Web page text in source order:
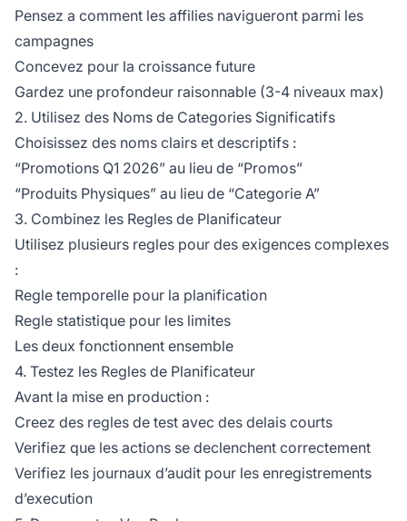
Pensez a comment les affilies navigueront parmi les
campagnes
Concevez pour la croissance future
Gardez une profondeur raisonnable (3-4 niveaux max)
2. Utilisez des Noms de Categories Significatifs
Choisissez des noms clairs et descriptifs :
“Promotions Q1 2026” au lieu de “Promos”
“Produits Physiques” au lieu de “Categorie A”
3. Combinez les Regles de Planificateur
Utilisez plusieurs regles pour des exigences complexes
:
Regle temporelle pour la planification
Regle statistique pour les limites
Les deux fonctionnent ensemble
4. Testez les Regles de Planificateur
Avant la mise en production :
Creez des regles de test avec des delais courts
Verifiez que les actions se declenchent correctement
Verifiez les journaux d’audit pour les enregistrements
d’execution